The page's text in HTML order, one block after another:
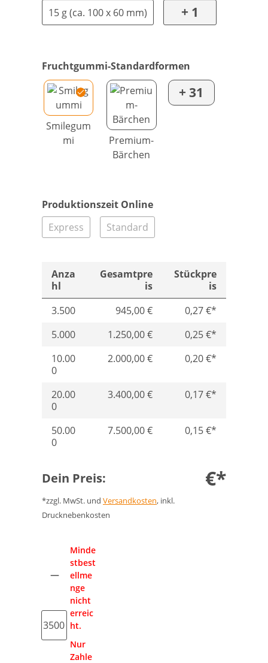
15 g (ca. 100 x 60 mm) + 1
Fruchtgummi-Standardformen
Smilegum
mi
Premium-
Bärchen
+ 31
Produktionszeit Online
Express
Standard
Anza
hl
Gesamtpre
is
Stückpre
is
3.500
945,00 €
0,27 €*
5.000
1.250,00 €
0,25 €*
10.00
0
2.000,00 € 0,20 €*
20.00
0
3.400,00 € 0,17 €*
50.00
0
7.500,00 € 0,15 €*
Dein Preis: €*
*zzgl. MwSt. und Versandkosten, inkl.
Drucknebenkosten
Minde
stbest
ellme
nge
nicht
erreic
ht.
Nur
Zahle